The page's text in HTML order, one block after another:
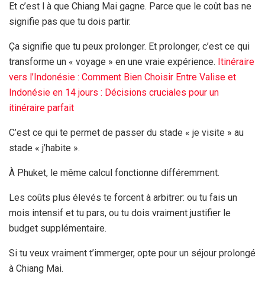
Et c’est l à que Chiang Mai gagne. Parce que le coût bas ne
signifie pas que tu dois partir.
Ça signifie que tu peux prolonger. Et prolonger, c’est ce qui
transforme un « voyage » en une vraie expérience. Itinéraire
vers l’Indonésie : Comment Bien Choisir Entre Valise et
Indonésie en 14 jours : Décisions cruciales pour un
itinéraire parfait
C’est ce qui te permet de passer du stade « je visite » au
stade « j’habite ».
À Phuket, le même calcul fonctionne différemment.
Les coûts plus élevés te forcent à arbitrer: ou tu fais un
mois intensif et tu pars, ou tu dois vraiment justifier le
budget supplémentaire.
Si tu veux vraiment t’immerger, opte pour un séjour prolongé
à Chiang Mai.